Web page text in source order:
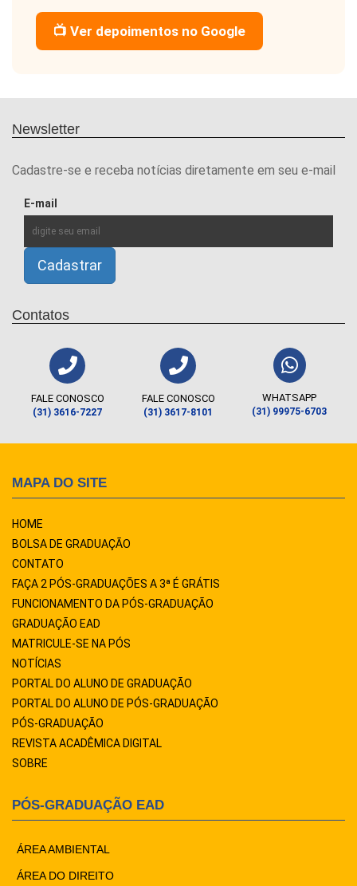
📺 Ver depoimentos no Google
Newsletter
Cadastre-se e receba notícias diretamente em seu e-mail
E-mail
Contatos
FALE CONOSCO
(31) 3616-7227
FALE CONOSCO
(31) 3617-8101
WHATSAPP
(31) 99975-6703
MAPA DO SITE
HOME
BOLSA DE GRADUAÇÃO
CONTATO
FAÇA 2 PÓS-GRADUAÇÕES A 3ª É GRÁTIS
FUNCIONAMENTO DA PÓS-GRADUAÇÃO
GRADUAÇÃO EAD
MATRICULE-SE NA PÓS
NOTÍCIAS
PORTAL DO ALUNO DE GRADUAÇÃO
PORTAL DO ALUNO DE PÓS-GRADUAÇÃO
PÓS-GRADUAÇÃO
REVISTA ACADÊMICA DIGITAL
SOBRE
PÓS-GRADUAÇÃO EAD
ÁREA AMBIENTAL
ÁREA DO DIREITO